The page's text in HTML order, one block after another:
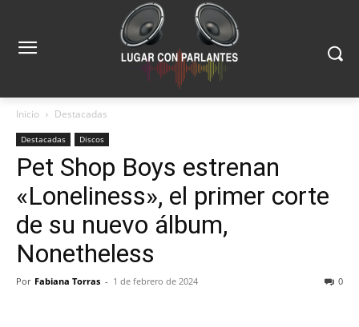
Inicio Destacadas
Destacadas Discos
Pet Shop Boys estrenan
«Loneliness», el primer corte
de su nuevo álbum,
Nonetheless
Por Fabiana Torras - 1 de febrero de 2024 0